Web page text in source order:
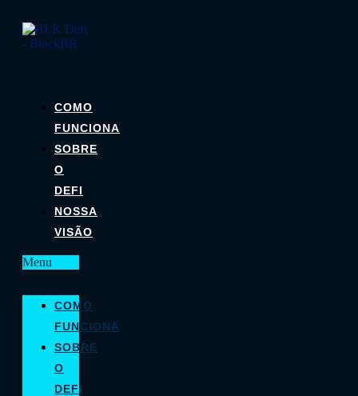
COMO
FUNCIONA
SOBRE
O
DEFI
NOSSA
VISÃO
Menu
COMO
FUNCIONA
SOBRE
O
DEFI